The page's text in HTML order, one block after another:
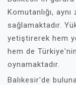
Komutanlığı,
sağlamaktadır.
yetiştirerek hem
hem de
oynamaktadır.
Balıkesir'de